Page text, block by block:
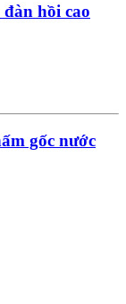
hồi cao
gốc nước